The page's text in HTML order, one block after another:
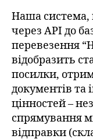
Наша система,
через API до
перевезення
відобразить
посилки,
документів та
цінностей –
спрямування
відправки